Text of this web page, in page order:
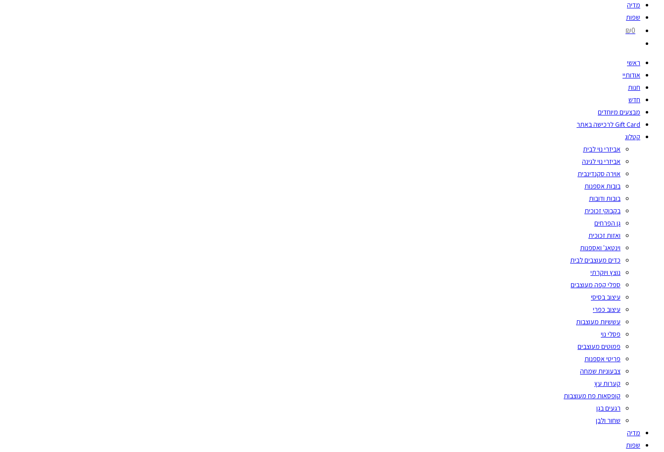
מדיה
שפות
₪0
ראשי
אודותיי
חנות
חדש
מבצעים מיוחדים
Gift Card לרכישה באתר
קטלוג
אביזרי נוי לבית
אביזרי נוי לגינה
אוירה סקנדינבית
בובות אספנות
בובות ודובות
בקבוקי זכוכית
גן הפרחים
ואזות זכוכית
וינטאג' ואספנות
כדים מעוצבים לבית
נוצץ ויוקרתי
ספלי קפה מעוצבים
עיצוב בסיסי
עיצוב כפרי
עששיות מעוצבות
פסלי נוי
פמוטים מעוצבים
פריטי אספנות
צבעוניות שמחה
קערות עץ
קופסאות פח מעוצבות
רגעים בגן
שחור ולבן
מדיה
שפות